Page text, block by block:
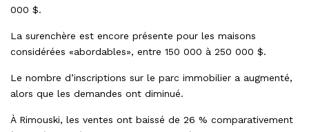
000 $.
La surenchère est encore présente pour les maisons
considérées «abordables», entre 150 000 à 250 000 $.
Le nombre d’inscriptions sur le parc immobilier a augmenté,
alors que les demandes ont diminué.
À Rimouski, les ventes ont baissé de 26 % comparativement